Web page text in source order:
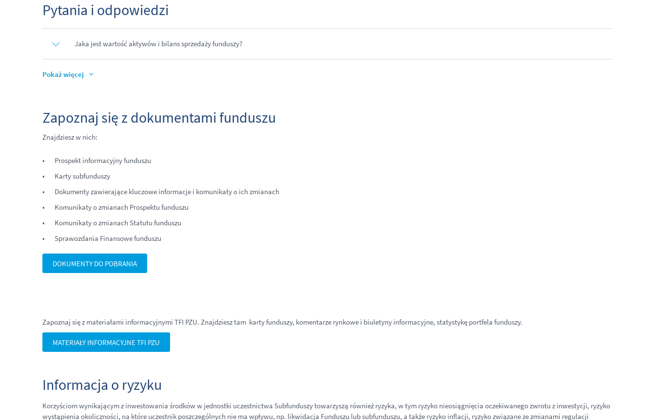
Pytania i odpowiedzi
Jaka jest wartość aktywów i bilans sprzedaży funduszy?
Pokaż więcej
Zapoznaj się z dokumentami funduszu
Znajdziesz w nich:
Prospekt informacyjny funduszu
Karty subfunduszy
Dokumenty zawierające kluczowe informacje i komunikaty o ich zmianach
Komunikaty o zmianach Prospektu funduszu
Komunikaty o zmianach Statutu funduszu
Sprawozdania Finansowe funduszu
DOKUMENTY DO POBRANIA
Zapoznaj się z materiałami informacyjnymi TFI PZU. Znajdziesz tam karty funduszy, komentarze rynkowe i biuletyny informacyjne, statystykę portfela funduszy.
MATERIAŁY INFORMACYJNE TFI PZU
Informacja o ryzyku
Korzyściom wynikającym z inwestowania środków w jednostki uczestnictwa Subfunduszy towarzyszą również ryzyka, w tym ryzyko nieosiągnięcia oczekiwanego zwrotu z inwestycji, ryzyko
wystąpienia okoliczności, na które uczestnik poszczególnych nie ma wpływu, np. likwidacja Funduszu lub subfunduszu, a także ryzyko inflacji, ryzyko związane ze zmianami regulacji